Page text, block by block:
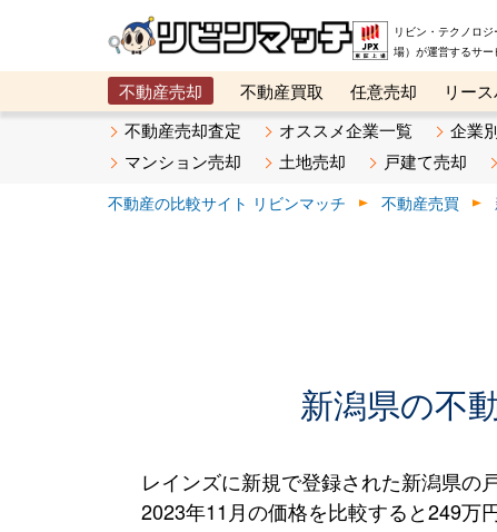
リビン・テクノロ
場）が運営するサ
不動産売却 不動産買取 任意売却 リー
メタ住宅展示場
ベスト不動産カンパニー オ
不動産売却査定 オススメ企業一覧 企業
マンション売却
土地売却 戸建て売却
不動産の比較サイト リビンマッチ 不動産売買
新潟県の不
レインズに新規で登録された新潟県の
2023年11月の価格を比較すると249万